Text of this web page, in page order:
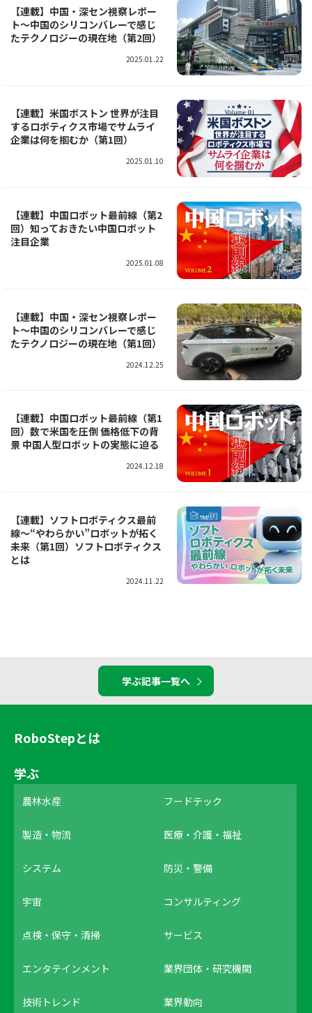
【連載】中国・深セン視察レポー
ト～中国のシリコンバレーで感じ
たテクノロジーの現在地（第2回）
2025.01.22
【連載】米国ボストン 世界が注目
するロボティクス市場でサムライ
企業は何を掴むか（第1回）
2025.01.10
【連載】中国ロボット最前線（第2
回）知っておきたい中国ロボット
注目企業
2025.01.08
【連載】中国・深セン視察レポー
ト～中国のシリコンバレーで感じ
たテクノロジーの現在地（第1回）
2024.12.25
【連載】中国ロボット最前線（第1
回）数で米国を圧倒 価格低下の背
景 中国人型ロボットの実態に迫る
2024.12.18
【連載】ソフトロボティクス最前
線～“やわらかい”ロボットが拓く
未来（第1回）ソフトロボティクス
とは
2024.11.22
学ぶ記事一覧へ
RoboStepとは
学ぶ
農林水産 フードテック
製造・物流 医療・介護・福祉
システム 防災・警備
宇宙 コンサルティング
点検・保守・清掃 サービス
エンタテインメント 業界団体・研究機関
技術トレンド 業界動向